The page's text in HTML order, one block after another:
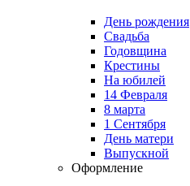
День рождения
Свадьба
Годовщина
Крестины
На юбилей
14 Февраля
8 марта
1 Сентября
День матери
Выпускной
Оформление